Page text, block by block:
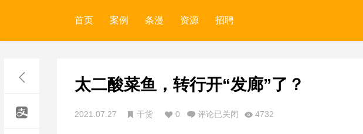
首页 案例 条漫 资源 招聘
太二酸菜鱼，转行开“发廊”了？
2021.07.27 干货 0 评论已关闭 4732